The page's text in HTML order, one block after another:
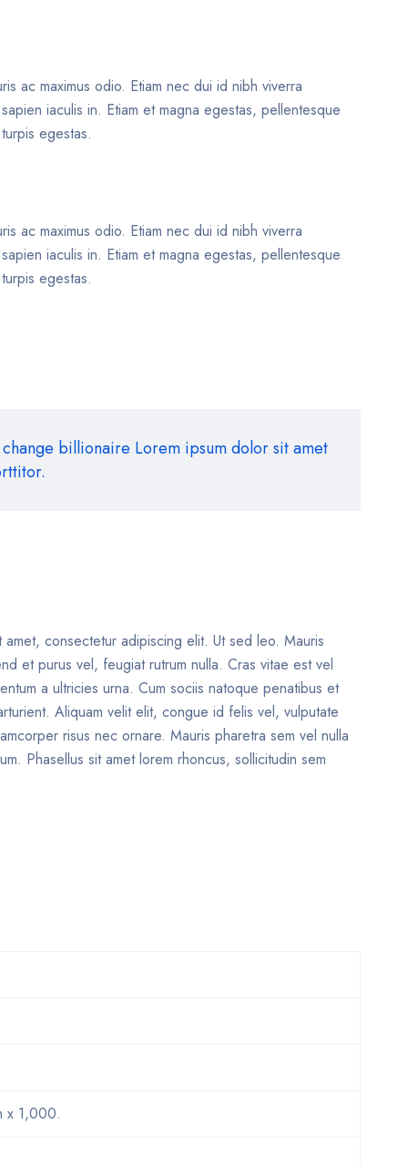
ac maximus odio. Etiam nec dui id nibh viverra
iaculis in. Etiam et magna egestas, pellentesque
egestas.
ac maximus odio. Etiam nec dui id nibh viverra
iaculis in. Etiam et magna egestas, pellentesque
egestas.
billionaire Lorem ipsum dolor sit amet
amet, consectetur adipiscing elit. Ut sed leo. Mauris
et purus vel, feugiat rutrum nulla. Cras vitae est vel
a ultricies urna. Cum sociis natoque penatibus et
Aliquam velit elit, congue id felis vel, vulputate
risus nec ornare. Mauris pharetra sem vel nulla
Phasellus sit amet lorem rhoncus, sollicitudin sem
x 1,000.